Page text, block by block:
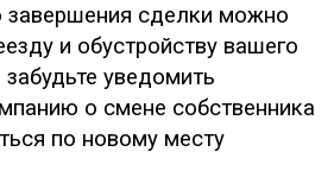
завершения сделки можно
и обустройству вашего
уведомить
о смене собственника
по новому месту